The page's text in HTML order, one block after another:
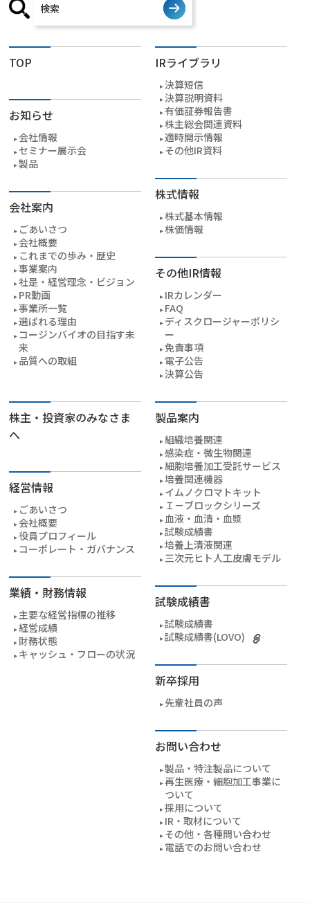
TOP
お知らせ
会社情報
セミナー展示会
製品
会社案内
ごあいさつ
会社概要
これまでの歩み・歴史
事業案内
社是・経営理念・ビジョン
PR動画
事業所一覧
選ばれる理由
コージンバイオの目指す未
来
品質への取組
株主・投資家のみなさま
へ
経営情報
ごあいさつ
会社概要
役員プロフィール
コーポレート・ガバナンス
業績・財務情報
主要な経営指標の推移
経営成績
財務状態
キャッシュ・フローの状況
IRライブラリ
決算短信
決算説明資料
有価証券報告書
株主総会関連資料
適時開示情報
その他IR資料
株式情報
株式基本情報
株価情報
その他IR情報
IRカレンダー
FAQ
ディスクロージャーポリシ
ー
免責事項
電子公告
決算公告
製品案内
組織培養関連
感染症・微生物関連
細胞培養加工受託サービス
培養関連機器
イムノクロマトキット
Ｉ－ブロックシリーズ
血液・血清・血漿
試験成績書
培養上清液関連
三次元ヒト人工皮膚モデル
試験成績書
試験成績書
試験成績書(LOVO)
新卒採用
先輩社員の声
お問い合わせ
製品・特注製品について
再生医療・細胞加工事業に
ついて
採用について
IR・取材について
その他・各種問い合わせ
電話でのお問い合わせ